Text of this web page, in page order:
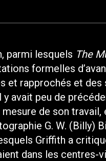
parmi lesquels The
formelles
et rapprochés et
avait peu de
mesure de son
G. W. (Billy)
Griffith a
dans les centres-